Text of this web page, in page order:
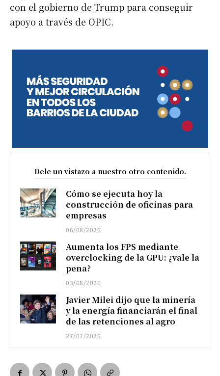
con el gobierno de Trump para conseguir
apoyo a través de OPIC.
Dele un vistazo a nuestro otro contenido.
Cómo se ejecuta hoy la
construcción de oficinas para
empresas
06/08/2026
Aumenta los FPS mediante
overclocking de la GPU: ¿vale la
pena?
03/08/2026
Javier Milei dijo que la minería
y la energía financiarán el final
de las retenciones al agro
27/07/2026